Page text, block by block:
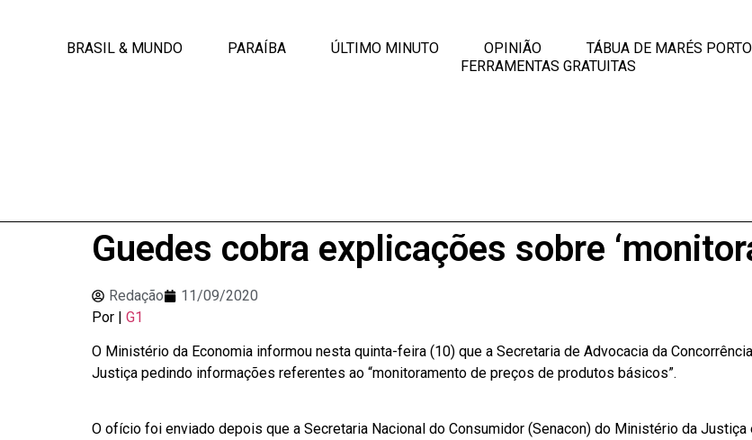
BRASIL & MUNDO PARAÍBA ÚLTIMO MINUTO OPINIÃO
TÁBUA DE MARÉS
FERRAMENTAS GRATUITAS
Guedes cobra explicações sobre
Redação
11/09/2020
Por | G1
O Ministério da Economia informou nesta quinta-feira (10) que a Secretaria de Advocacia da
Justiça pedindo informações referentes ao “monitoramento de preços de produtos básicos”.
O ofício foi enviado depois que a Secretaria Nacional do Consumidor (Senacon) do Ministério da Justiça